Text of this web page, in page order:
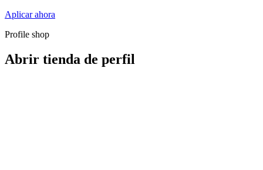
Aplicar ahora
Profile shop
Abrir tienda de perfil